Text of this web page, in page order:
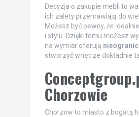
Decyzja o zakupie mebli to
ich zalety przemawiają do
Możesz być pewny, że
i stylu. Dzięki temu możesz
na wymiar oferują
stworzyć wnętrze dokładnie
Chorzowie
Chorzów to miasto z bogatą